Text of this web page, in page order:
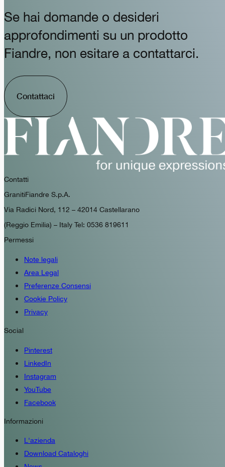
Se hai domande o desideri
approfondimenti su un prodotto
Fiandre, non esitare a contattarci.
Contattaci
Contatti
GranitiFiandre S.p.A.
Via Radici Nord, 112 – 42014 Castellarano
(Reggio Emilia) – Italy Tel: 0536 819611
Permessi
Note legali
Area Legal
Preferenze Consensi
Cookie Policy
Privacy
Social
Pinterest
LinkedIn
Instagram
YouTube
Facebook
Informazioni
L'azienda
Download Cataloghi